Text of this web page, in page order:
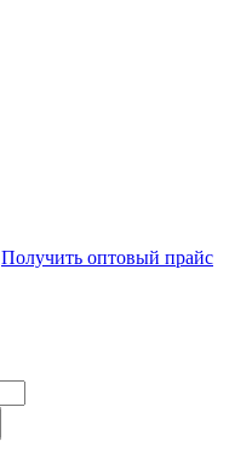
Получить оптовый прайс